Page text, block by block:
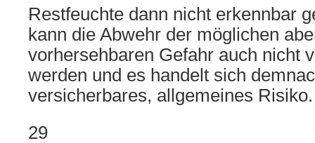
Restfeuchte dann nicht erkennbar
kann die Abwehr der möglichen
vorhersehbaren Gefahr auch nicht
werden und es handelt sich
versicherbares, allgemeines Risiko.
29